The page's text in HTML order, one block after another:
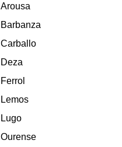
Arousa
Barbanza
Carballo
Deza
Ferrol
Lemos
Lugo
Ourense